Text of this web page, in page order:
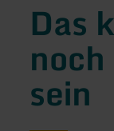
Das
sein